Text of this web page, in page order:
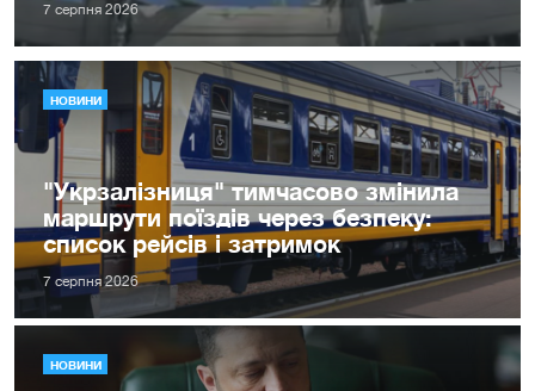
7 серпня 2026
НОВИНИ
"Укрзалізниця" тимчасово змінила
маршрути поїздів через безпеку:
список рейсів і затримок
7 серпня 2026
НОВИНИ